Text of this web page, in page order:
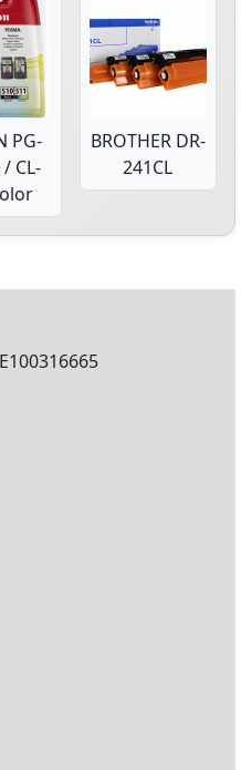
PG-
CL-
BROTHER DR-
241CL